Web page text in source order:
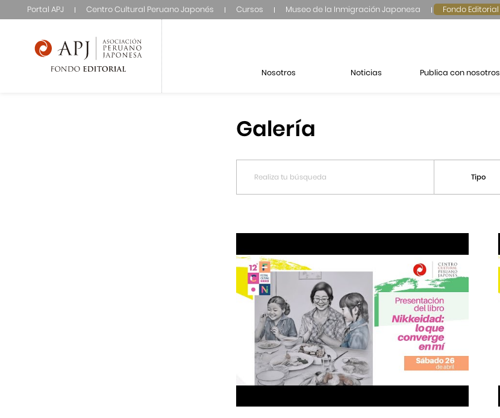
Portal APJ Centro Cultural Peruano Japonés Cursos Museo de la Inmigración Japonesa Fondo Editorial
Nosotros Noticias Publica con nosotros
Galería
Tipo